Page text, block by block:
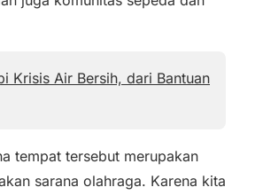
Krisis Air Bersih, dari Bantuan
tempat tersebut merupakan
sarana olahraga. Karena kita